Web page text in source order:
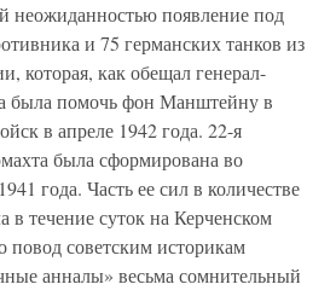
неожиданностью появление под
и 75 германских танков из
которая, как обещал генерал-
была помочь фон Манштейну в
в апреле 1942 года. 22-я
была сформирована во
года. Часть ее сил в количестве
в течение суток на Керченском
повод советским историкам
анналы» весьма сомнительный